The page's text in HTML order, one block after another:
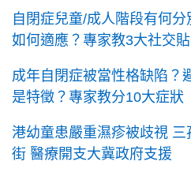
自閉症兒童/成人階段有何
如何適應？專家教3大社交
成年自閉症被當性格缺陷？
是特徵？專家教分10大症狀
港幼童患嚴重濕疹被歧視
街 醫療開支大冀政府支援